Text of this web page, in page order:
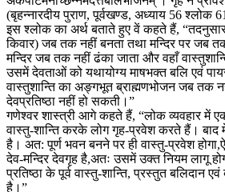
(बृहन्नारदीय पुराण, पूर्वखण्ड, अध्याय 56 श्लोक
इस श्लोक का अर्थ बताते हुए वें कहते हैं, “तदनुसार
किवार) जब तक नहीं बनता तथा मन्दिर पर जब
मन्दिर जब तक नहीं ढंका जाता और वहाँ
उसमें देवताओं को यथायोग्य माषभक्त बलि एवं
वास्तुशान्ति का अङ्गभूत ब्राह्मणभोजन जब तक
देवप्रतिष्ठा नहीं हो सकती।”
गणेश्वर शास्त्री आगे कहते हैं, “लोक व्यवहार में
वास्तु-शान्ति करके लोग गृह-प्रवेश करते हैं। बाद
है। अत: पूर्ण भवन बनने पर ही वास्तु-प्रवेश
देव-मन्दिर देवगृह है,अतः उसमें उक्त नियम लागू
प्रतिष्ठा के पूर्व वास्तु-शान्ति, प्रस्तुत बलिदान
है।”